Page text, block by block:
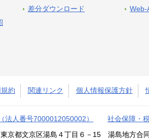
差分ダウンロード
Web-
約 関連リンク 個人情報保護方針
法人番号7000012050002） 社会保障・
京都文京区湯島４丁目６－15 湯島地方合